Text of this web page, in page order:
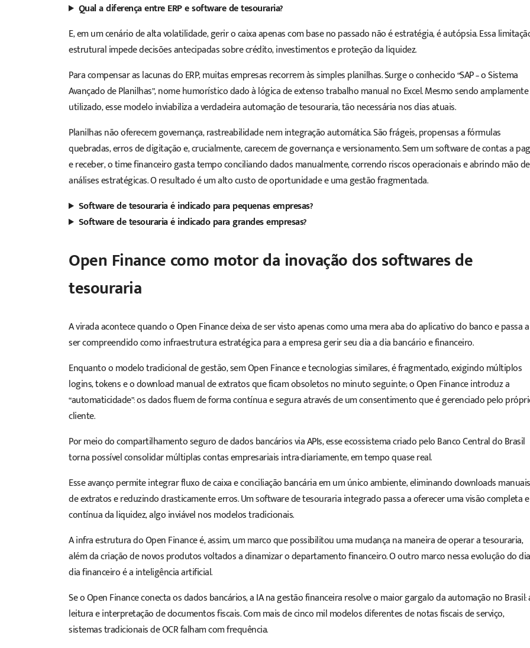
Qual a diferença entre ERP e software de tesouraria?
E, em um cenário de alta volatilidade, gerir o caixa apenas com base no passado não é estratégia, é autópsia. Essa
estrutural impede decisões antecipadas sobre crédito, investimentos e proteção da liquidez.
Para compensar as lacunas do ERP, muitas empresas recorrem às simples planilhas. Surge o conhecido “SAP – o Sistema
Avançado de Planilhas”, nome humorístico dado à lógica de extenso trabalho manual no Excel. Mesmo sendo amplamente
utilizado, esse modelo inviabiliza a verdadeira automação de tesouraria, tão necessária nos dias atuais.
Planilhas não oferecem governança, rastreabilidade nem integração automática. São frágeis, propensas a fórmulas
quebradas, erros de digitação e, crucialmente, carecem de governança e versionamento. Sem umsoftware de contas a
e receber, o time financeiro gasta tempo conciliando dados manualmente, correndo riscos operacionais e abrindo mão de
análises estratégicas. O resultado é um alto custo de oportunidade e uma gestão fragmentada.
Software de tesouraria é indicado para pequenas empresas?
Software de tesouraria é indicado para grandes empresas?
Open Finance como motor da inovaçãodos softwares de
tesouraria
A virada acontece quando o Open Finance deixa de ser visto apenas como uma mera aba do aplicativo do banco e passa a
ser compreendido como infraestrutura estratégica para a empresa gerir seu dia a dia bancário e financeiro.
Enquanto o modelo tradicional de gestão, sem Open Finance e tecnologias similares, é fragmentado, exigindo múltiplos
logins, tokens e o download manual de extratos que ficam obsoletos no minuto seguinte; o Open Finance introduz a
“automaticidade”: os dados fluem de forma contínua e segura através de um consentimento que é gerenciado pelo
cliente.
Por meio do compartilhamento seguro de dados bancários via APIs, esse ecossistema criado pelo Banco Central do Brasil
torna possível consolidar múltiplas contas empresariais intra-diariamente, em tempo quase real.
Esse avanço permite integrar fluxo de caixa e conciliação bancária em um único ambiente, eliminando downloads manuais
de extratos e reduzindo drasticamente erros. Um software de tesouraria integrado passa a oferecer uma visão completa e
contínua da liquidez, algo inviável nos modelos tradicionais.
A infra estrutura do Open Finance é, assim, um marco que possibilitou uma mudança na maneira de operar a tesouraria,
além da criação de novos produtos voltados a dinamizar o departamento financeiro. O outro marco nessa evolução do
dia financeiro é a inteligência artificial.
Se o Open Finance conecta os dados bancários, a IA na gestão financeira resolve o maior gargalo da automação no Brasil:
leitura e interpretação de documentos fiscais. Com mais de cinco mil modelos diferentes de notas fiscais de serviço,
sistemas tradicionais de OCR falham com frequência.